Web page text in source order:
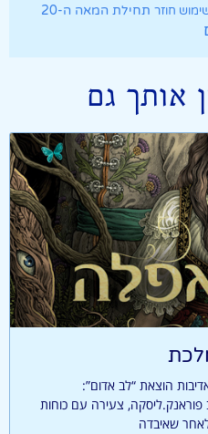
חוזר תחילת המאה ה-20
אותך גם
הוצאת “לב אדום”:
צעירה עם כוחות
שאיבדה